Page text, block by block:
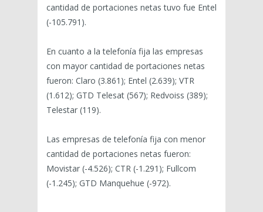
cantidad de portaciones netas tuvo fue Entel
(-105.791).
En cuanto a la telefonía fija las empresas
con mayor cantidad de portaciones netas
fueron: Claro (3.861); Entel (2.639); VTR
(1.612); GTD Telesat (567); Redvoiss (389);
Telestar (119).
Las empresas de telefonía fija con menor
cantidad de portaciones netas fueron:
Movistar (-4.526); CTR (-1.291); Fullcom
(-1.245); GTD Manquehue (-972).